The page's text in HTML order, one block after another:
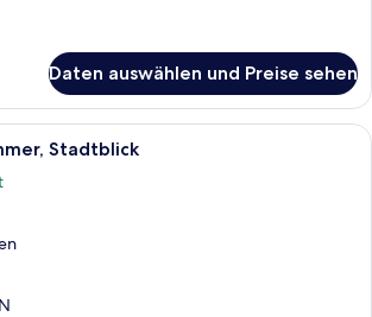
Daten auswählen und Preise sehen
Ein Schlafzimmer mit einem Bett,
Stadtblick